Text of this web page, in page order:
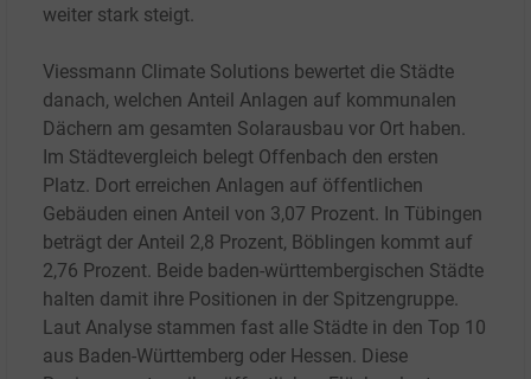
weiter stark steigt.
Viessmann Climate Solutions bewertet die Städte
danach, welchen Anteil Anlagen auf kommunalen
Dächern am gesamten Solarausbau vor Ort haben.
Im Städtevergleich belegt Offenbach den ersten
Platz. Dort erreichen Anlagen auf öffentlichen
Gebäuden einen Anteil von 3,07 Prozent. In Tübingen
beträgt der Anteil 2,8 Prozent, Böblingen kommt auf
2,76 Prozent. Beide baden-württembergischen Städte
halten damit ihre Positionen in der Spitzengruppe.
Laut Analyse stammen fast alle Städte in den Top 10
aus Baden-Württemberg oder Hessen. Diese